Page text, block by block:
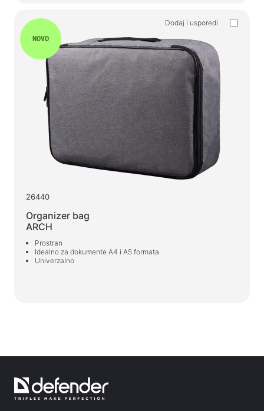
Kablovi audio/video
Adapteri
Auto uređaji
Punjači za auto
Auto koji
Web-kamere
Web-kamere
Ruksaci, torbe, držači, ostali dodaci
Sportske torbe
Torbe i ruksaci za laptope
Sredstva za beskontaktno čišćenje
NOVO
Dodaj i usporedi
26440
Organizer bag
ARCH
Prostran
Idealno za dokumente A4 i A5 formata
Univerzalno